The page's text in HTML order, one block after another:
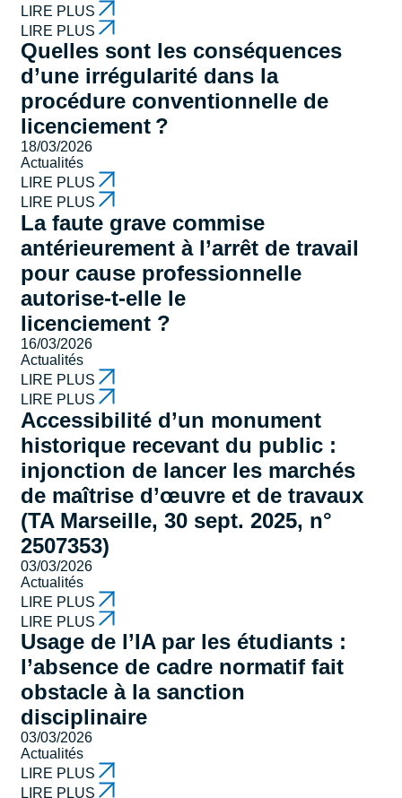
LIRE PLUS
LIRE PLUS
Quelles sont les conséquences
d’une irrégularité dans la
procédure conventionnelle de
licenciement ?
18/03/2026
Actualités
LIRE PLUS
LIRE PLUS
La faute grave commise
antérieurement à l’arrêt de travail
pour cause professionnelle
autorise-t-elle le
licenciement ?
16/03/2026
Actualités
LIRE PLUS
LIRE PLUS
Accessibilité d’un monument
historique recevant du public :
injonction de lancer les marchés
de maîtrise d’œuvre et de travaux
(TA Marseille, 30 sept. 2025, n°
2507353)
03/03/2026
Actualités
LIRE PLUS
LIRE PLUS
Usage de l’IA par les étudiants :
l’absence de cadre normatif fait
obstacle à la sanction
disciplinaire
03/03/2026
Actualités
LIRE PLUS
LIRE PLUS